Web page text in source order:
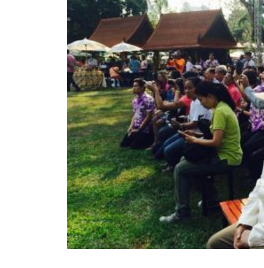
สรุปผลการปฏิบัติงานประจำเดือน GPS
ระเบียบพัสดุฯ การจัดซื้อจัดจ้าง
การเสริมสร้างคุณธรรมจริยธรรม
ITA : การประเมินคุณธรรมและความโปร่งใสในการ
การจัดการความรู้ (KM)
ข้อระเบียบและกฎหมาย
มาตรฐานการปฏิบัติงาน
แผนพัฒนาท้องถิ่น ของอบจ.สุพรรณบุรี